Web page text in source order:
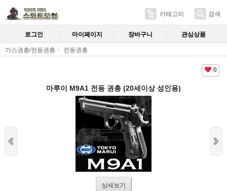
카테고리 검색
로그인 마이페이지 장바구니 관심상품
가스권총/전동권총 전동권총
0
마루이 M9A1 전동 권총 (20세이상 성인용)
상세보기